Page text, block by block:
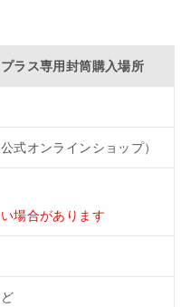
ラス専用封筒購入場所
式オンラインショップ）
場合があります